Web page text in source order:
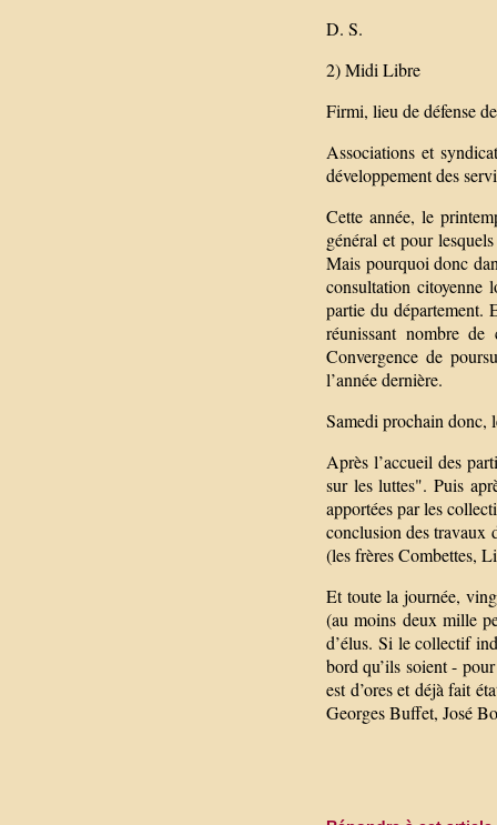
D. S.
2) Midi Libre
Firmi, lieu de défense
Associations et
développement des
Cette année, le
général et pour
Mais pourquoi donc
consultation citoyenne
partie du département.
réunissant nombre
Convergence de
l’année dernière.
Samedi prochain donc,
Après l’accueil des
sur les luttes". Puis
apportées par les
conclusion des travaux
(les frères Combettes,
Et toute la journée,
(au moins deux mille
d’élus. Si le collectif
bord qu’ils soient -
est d’ores et déjà fait
Georges Buffet, José